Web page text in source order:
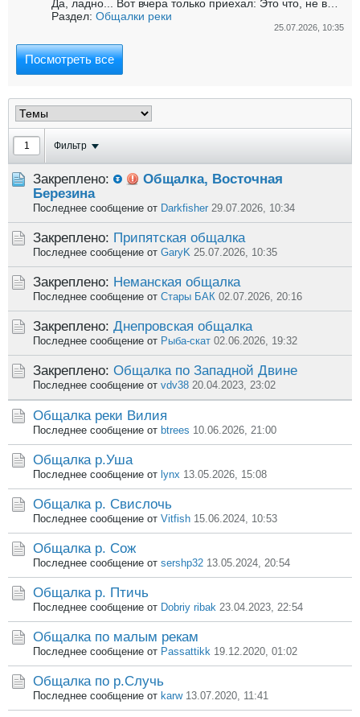
Да, ладно...
Вот вчера только приехал: Это что, не вода? ГТО сдавать можно...
Раздел: Общалки реки
25.07.2026, 10:35
Посмотреть все
Фильтр
Закреплено:
Общалка, Восточная
Березина
Последнее сообщение от Darkfisher 29.07.2026, 10:34
Закреплено: Припятская общалка
Последнее сообщение от GaryK 25.07.2026, 10:35
Закреплено: Неманская общалка
Последнее сообщение от Стары БАК 02.07.2026, 20:16
Закреплено: Днепровская общалка
Последнее сообщение от Рыба-скат 02.06.2026, 19:32
Закреплено: Общалка по Западной Двине
Последнее сообщение от vdv38 20.04.2023, 23:02
Общалка реки Вилия
Последнее сообщение от btrees 10.06.2026, 21:00
Общалка р.Уша
Последнее сообщение от lynx 13.05.2026, 15:08
Общалка р. Свислочь
Последнее сообщение от Vitfish 15.06.2024, 10:53
Общалка р. Сож
Последнее сообщение от sershp32 13.05.2024, 20:54
Общалка р. Птичь
Последнее сообщение от Dobriy ribak 23.04.2023, 22:54
Общалка по малым рекам
Последнее сообщение от Passattikk 19.12.2020, 01:02
Общалка по р.Случь
Последнее сообщение от karw 13.07.2020, 11:41